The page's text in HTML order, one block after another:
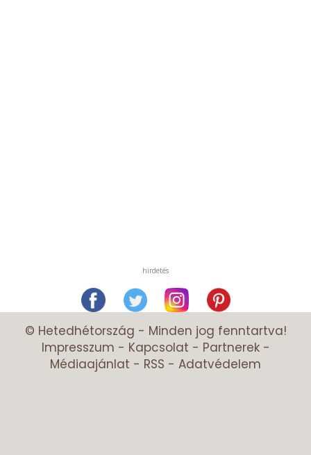
hirdetés
© Hetedhétország - Minden jog fenntartva!
Impresszum - Kapcsolat - Partnerek-
Médiaajánlat - RSS - Adatvédelem